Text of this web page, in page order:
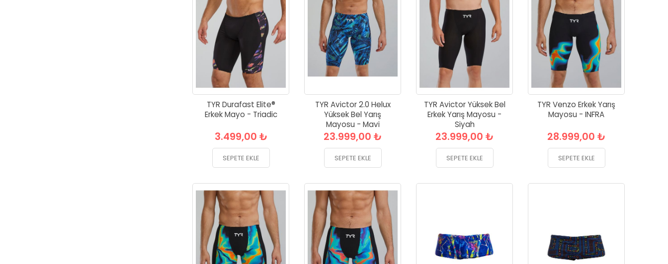
TYR Durafast Elite®
Erkek Mayo - Triadic
3.499,00 ₺
SEPETE EKLE
TYR Avictor 2.0 Helux
Yüksek Bel Yarış
Mayosu - Mavi
23.999,00 ₺
SEPETE EKLE
TYR Avictor Yüksek Bel
Erkek Yarış Mayosu -
Siyah
23.999,00 ₺
SEPETE EKLE
TYR Venzo Erkek Yarış
Mayosu - INFRA
28.999,00 ₺
SEPETE EKLE